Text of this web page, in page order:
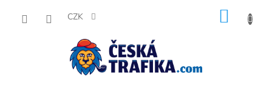
CZK